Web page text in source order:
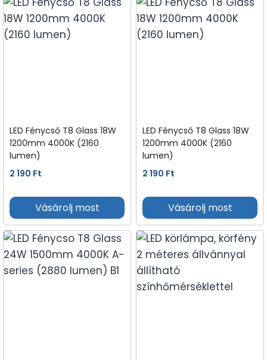
LED Fénycső T8 Glass 18W
1200mm 4000K (2160
lumen)
2 190 Ft
Vásárolj most
LED Fénycső T8 Glass 18W
1200mm 4000K (2160
lumen)
2 190 Ft
Vásárolj most